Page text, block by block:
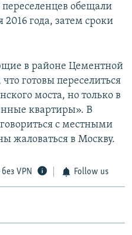
обещали
2016 года, затем сроки
в районе Цементной
готовы переселиться
моста, но только в
квартиры». В
с местными
жаловаться в Москву.
VPN Follow us